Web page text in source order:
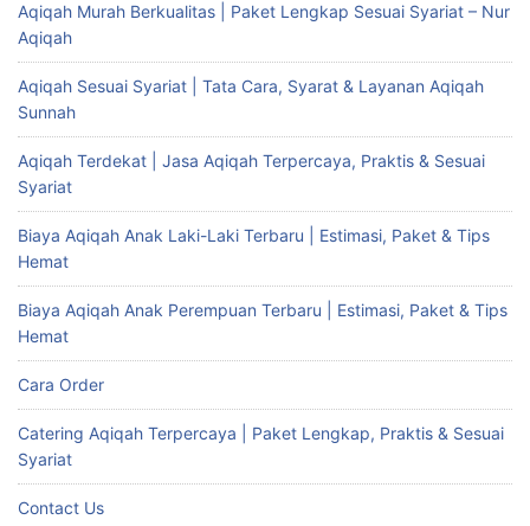
Aqiqah Murah Berkualitas | Paket Lengkap Sesuai Syariat – Nur
Aqiqah
Aqiqah Sesuai Syariat | Tata Cara, Syarat & Layanan Aqiqah
Sunnah
Aqiqah Terdekat | Jasa Aqiqah Terpercaya, Praktis & Sesuai
Syariat
Biaya Aqiqah Anak Laki-Laki Terbaru | Estimasi, Paket & Tips
Hemat
Biaya Aqiqah Anak Perempuan Terbaru | Estimasi, Paket & Tips
Hemat
Cara Order
Catering Aqiqah Terpercaya | Paket Lengkap, Praktis & Sesuai
Syariat
Contact Us